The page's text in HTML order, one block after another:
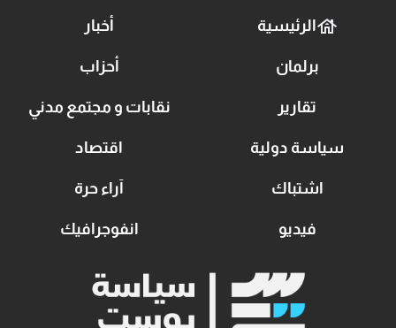
الرئيسية أخبار
برلمان أحزاب
تقارير نقابات و مجتمع مدني
سياسة دولية اقتصاد
اشتباك آراء حرة
فيديو انفوجرافيك